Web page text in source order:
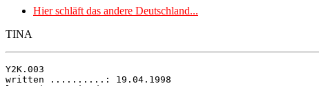
Hier schläft das andere Deutschland...
TINA
Y2K.003
written ..........: 19.04.1998